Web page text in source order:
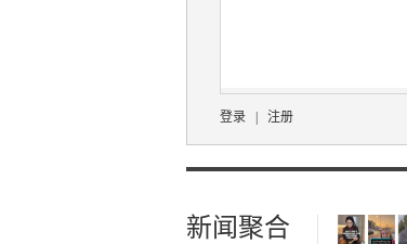
登录 注册
新闻聚合